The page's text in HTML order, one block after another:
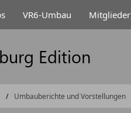
VR6-Umbau Mitglieder
Umbauberichte und Vorstellungen